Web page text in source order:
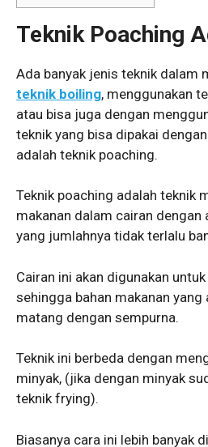
Teknik Poaching
Ada banyak jenis teknik dalam
teknik boiling, menggunakan
atau bisa juga dengan
teknik yang bisa dipakai
adalah teknik poaching.
Teknik poaching adalah teknik
makanan dalam cairan dengan
yang jumlahnya tidak terlalu
Cairan ini akan digunakan
sehingga bahan makanan
matang dengan sempurna.
Teknik ini berbeda dengan
minyak, (jika dengan minyak
teknik frying).
Biasanya cara ini lebih banyak